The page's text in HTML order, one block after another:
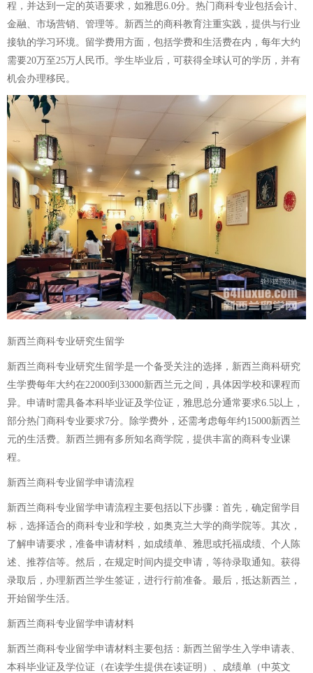
程，并达到一定的英语要求，如雅思6.0分。热门商科专业包括会计、
金融、市场营销、管理等。新西兰的商科教育注重实践，提供与行业
接轨的学习环境。留学费用方面，包括学费和生活费在内，每年大约
需要20万至25万人民币。学生毕业后，可获得全球认可的学历，并有
机会办理移民。
新西兰商科专业研究生留学
新西兰商科专业研究生留学是一个备受关注的选择，新西兰商科研究
生学费每年大约在22000到33000新西兰元之间，具体因学校和课程而
异。申请时需具备本科毕业证及学位证，雅思总分通常要求6.5以上，
部分热门商科专业要求7分。除学费外，还需考虑每年约15000新西兰
元的生活费。新西兰拥有多所知名商学院，提供丰富的商科专业课
程。
新西兰商科专业留学申请流程
新西兰商科专业留学申请流程主要包括以下步骤：首先，确定留学目
标，选择适合的商科专业和学校，如奥克兰大学的商学院等。其次，
了解申请要求，准备申请材料，如成绩单、雅思或托福成绩、个人陈
述、推荐信等。然后，在规定时间内提交申请，等待录取通知。获得
录取后，办理新西兰学生签证，进行行前准备。最后，抵达新西兰，
开始留学生活。
新西兰商科专业留学申请材料
新西兰商科专业留学申请材料主要包括：新西兰留学生入学申请表、
本科毕业证及学位证（在读学生提供在读证明）、成绩单（中英文